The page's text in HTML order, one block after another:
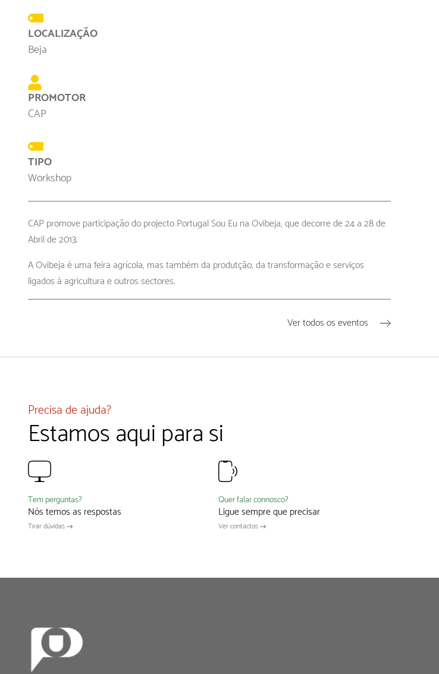
LOCALIZAÇÃO
Beja
PROMOTOR
CAP
TIPO
Workshop
CAP promove participação do projecto Portugal Sou Eu na Ovibeja, que decorre de 24 a 28 de
Abril de 2013.
A Ovibeja é uma feira agrícola, mas também da produtção, da transformação e serviços
ligados à agricultura e outros sectores.
Ver todos os eventos
Precisa de ajuda?
Estamos aqui para si
Tem perguntas?
Nós temos as respostas
Tirar dúvidas
Quer falar connosco?
Ligue sempre que precisar
Ver contactos